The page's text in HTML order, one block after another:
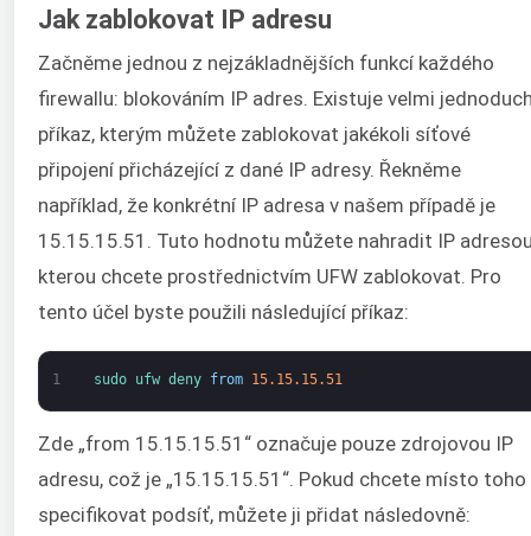
Jak zablokovat IP adresu
Začněme jednou z nejzákladnějších funkcí každého
firewallu: blokováním IP adres. Existuje velmi
příkaz, kterým můžete zablokovat jakékoli síťové
připojení přicházející z dané IP adresy. Řekněme
například, že konkrétní IP adresa v našem případě je
15.15.15.51. Tuto hodnotu můžete nahradit IP
kterou chcete prostřednictvím UFW zablokovat. Pro
tento účel byste použili následující příkaz:
1 sudo ufw deny from 15.15.15.51
Zde „from 15.15.15.51“ označuje pouze zdrojovou IP
adresu, což je „15.15.15.51“. Pokud chcete místo toho
specifikovat podsíť, můžete ji přidat následovně: